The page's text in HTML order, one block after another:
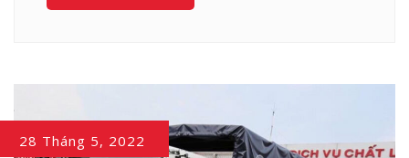
BÀI
CAO
ỐC
28 Tháng 5, 2022